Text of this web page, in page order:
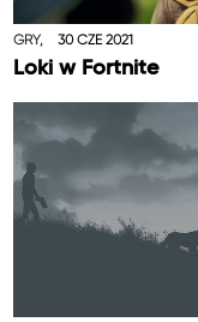
GRY, 30 CZE 2021
Loki w Fortnite